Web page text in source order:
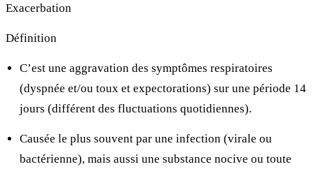
Exacerbation
Définition
C’est une aggravation des symptômes respiratoires
(dyspnée et/ou toux et expectorations) sur une période 14
jours (différent des fluctuations quotidiennes).
Causée le plus souvent par une infection (virale ou
bactérienne), mais aussi une substance nocive ou toute